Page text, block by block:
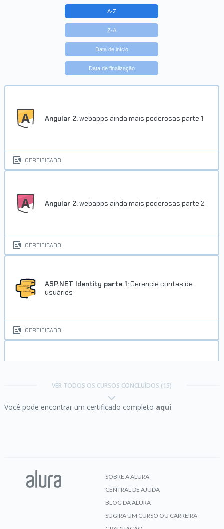
A-Z
Z-A
Data de início
Data de finalização
Angular 2:webapps ainda mais poderosas parte 1
CERTIFICADO
Angular 2:webapps ainda mais poderosas parte 2
CERTIFICADO
ASP.NET Identity parte 1: Gerencie contas de
usuários
CERTIFICADO
VER TODOS OS CURSOS CONCLUÍDOS (15)
Você pode encontrar um certificado completo aqui
SOBRE A ALURA
CENTRAL DE AJUDA
BLOG DA ALURA
SUGIRA UM CURSO OU CARREIRA